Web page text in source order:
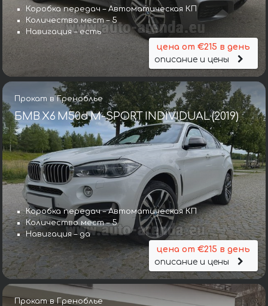
Коробка передач – Автоматическая КП
Количество мест – 5
Навигация – есть
цена от €215 в день
описание и цены
Прокат в Греноблье
БМВ X6 M50d M-SPORT INDIVIDUAL (2019)
Коробка передач – Автоматическая КП
Количество мест – 5
Навигация – да
цена от €215 в день
описание и цены
Прокат в Греноблье